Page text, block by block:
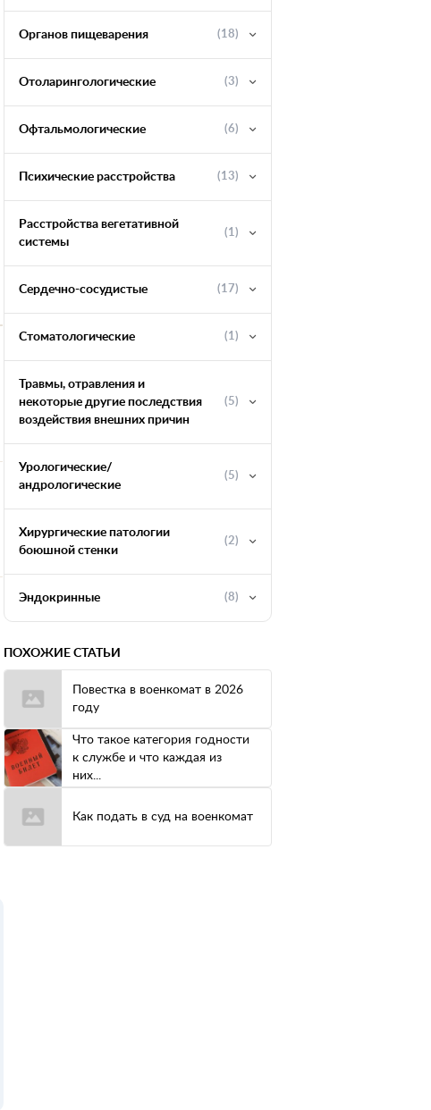
Органов пищеварения (18)
Отоларингологические (3)
Офтальмологические (6)
Психические расстройства (13)
Расстройства вегетативной
системы
(1)
Сердечно-сосудистые (17)
Стоматологические (1)
Травмы, отравления и
некоторые другие последствия
воздействия внешних причин
(5)
Урологические/
андрологические
(5)
Хирургические патологии
боюшной стенки
(2)
Эндокринные (8)
ПОХОЖИЕ СТАТЬИ
Повестка в военкомат в 2026
году
Что такое категория годности
к службе и что каждая из
них...
Как подать в суд на военкомат